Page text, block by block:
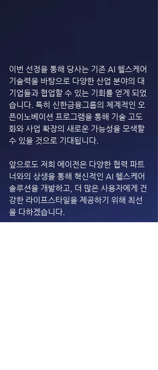
이번 선정을 통해 당사는 기존 AI 헬스케어
기술력을 바탕으로 다양한 산업 분야의 대
기업들과 협업할 수 있는 기회를 얻게 되었
습니다. 특히 신한금융그룹의 체계적인 오
픈이노베이션 프로그램을 통해 기술 고도
화와 사업 확장의 새로운 가능성을 모색할
수 있을 것으로 기대됩니다.
앞으로도 저희 에이전은 다양한 협력 파트
너와의 상생을 통해 혁신적인 AI 헬스케어
솔루션을 개발하고, 더 많은 사용자에게 건
강한 라이프스타일을 제공하기 위해 최선
을 다하겠습니다.